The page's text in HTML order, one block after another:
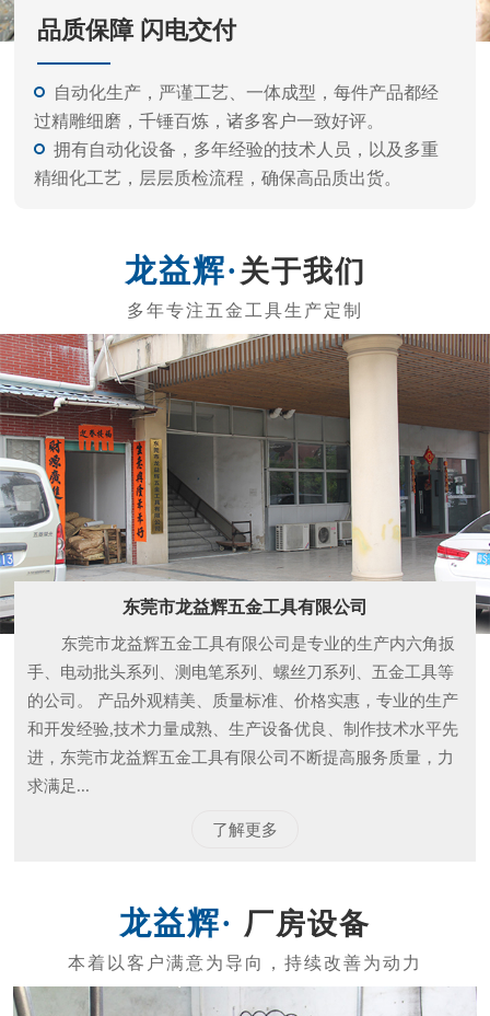
东莞市龙益辉五金工具有限公司
东莞市龙益辉五金工具有限公司是专业的生产内六角扳
手、电动批头系列、测电笔系列、螺丝刀系列、五金工具等
的公司。 产品外观精美、质量标准、价格实惠，专业的生产
和开发经验,技术力量成熟、生产设备优良、制作技术水平先
进，东莞市龙益辉五金工具有限公司不断提高服务质量，力
求满足...
了解更多
厂房设备